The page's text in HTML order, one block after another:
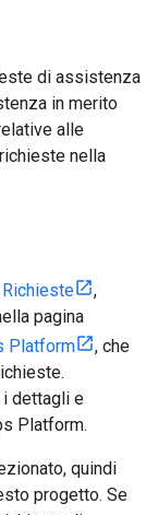
di assistenza
in merito
alle
nella
,
pagina
Platform
, che
i dettagli e
Platform.
quindi
progetto. Se